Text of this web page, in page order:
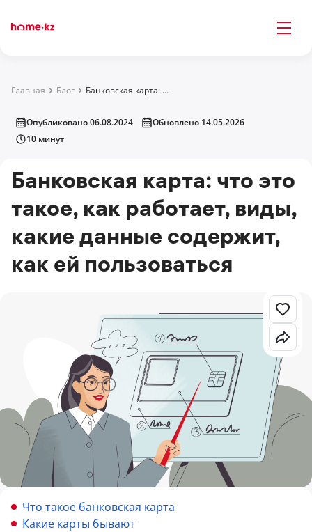
Главная Блог Банковская карта: что это такое, как работает, виды, какие данные содержит, как ей пользоваться
Опубликовано 06.08.2024
Обновлено 14.05.2026
10 минут
Банковская карта: что это
такое, как работает, виды,
какие данные содержит,
как ей пользоваться
Что такое банковская карта
Какие карты бывают